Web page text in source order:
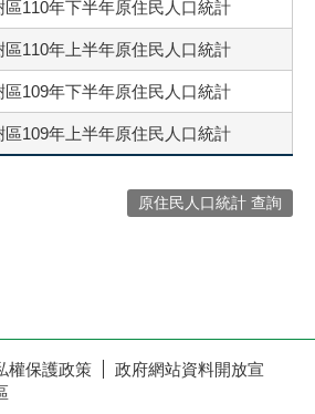
區110年下半年原住民人口統計
區110年上半年原住民人口統計
區109年下半年原住民人口統計
區109年上半年原住民人口統計
原住民人口統計 查詢
權保護政策
政府網站資料開放宣